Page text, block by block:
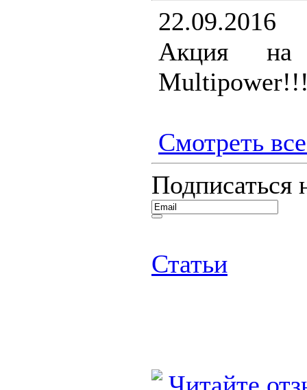
22.09.2016
Акция на
Смотреть
Подписаться
Статьи